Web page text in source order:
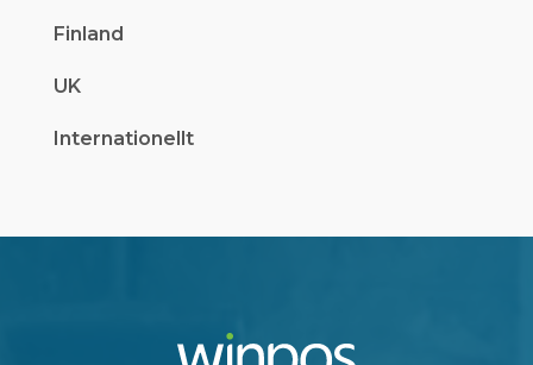
Finland
UK
Internationellt